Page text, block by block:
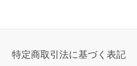
特定商取引法に基づく表記